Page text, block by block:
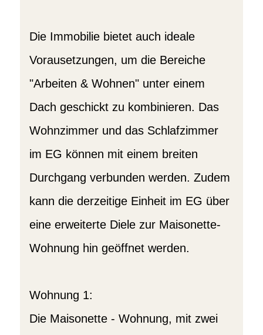
Die Immobilie bietet auch ideale
Vorausetzungen, um die Bereiche
"Arbeiten & Wohnen" unter einem
Dach geschickt zu kombinieren. Das
Wohnzimmer und das Schlafzimmer
im EG können mit einem breiten
Durchgang verbunden werden. Zudem
kann die derzeitige Einheit im EG über
eine erweiterte Diele zur Maisonette-
Wohnung hin geöffnet werden.
Wohnung 1:
Die Maisonette - Wohnung, mit zwei